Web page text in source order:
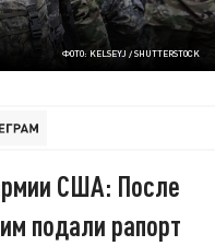
ФОТО: KELSEYJ / SHUTTERSTOCK
США: После
подали рапорт